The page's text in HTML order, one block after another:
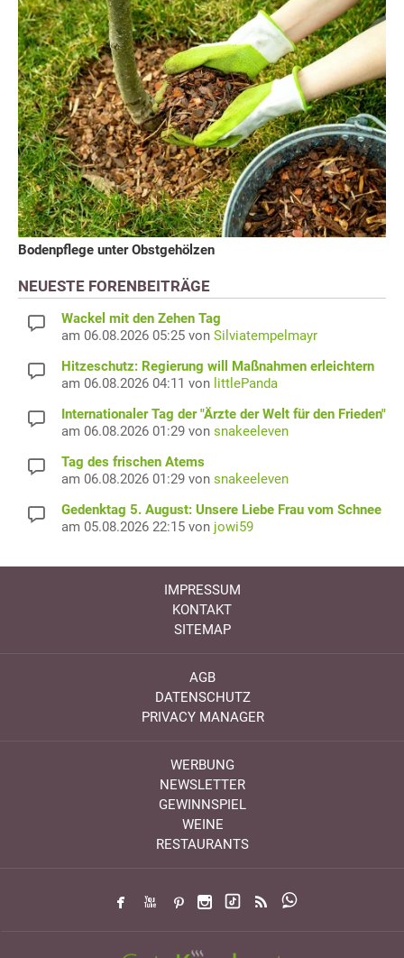
Bodenpflege unter Obstgehölzen
NEUESTE FORENBEITRÄGE
Wackel mit den Zehen Tag
am 06.08.2026 05:25 von Silviatempelmayr
Hitzeschutz: Regierung will Maßnahmen erleichtern
am 06.08.2026 04:11 von littlePanda
Internationaler Tag der "Ärzte der Welt für den Frieden"
am 06.08.2026 01:29 von snakeeleven
Tag des frischen Atems
am 06.08.2026 01:29 von snakeeleven
Gedenktag 5. August: Unsere Liebe Frau vom Schnee
am 05.08.2026 22:15 von jowi59
IMPRESSUM
KONTAKT
SITEMAP
AGB
DATENSCHUTZ
PRIVACY MANAGER
WERBUNG
NEWSLETTER
GEWINNSPIEL
WEINE
RESTAURANTS